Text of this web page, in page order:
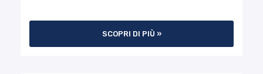
SCOPRI DI PIÙ »